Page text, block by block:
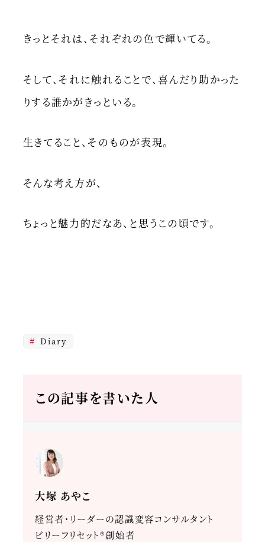
きっとそれは、それぞれの色で輝いてる。
そして、それに触れることで、喜んだり助かった
りする誰かがきっといる。
生きてること、そのものが表現。
そんな考え方が、
ちょっと魅力的だなあ、と思うこの頃です。
Diary
この記事を書いた人
大塚 あやこ
経営者・リーダーの認識変容コンサルタント
ビリーフリセット®創始者